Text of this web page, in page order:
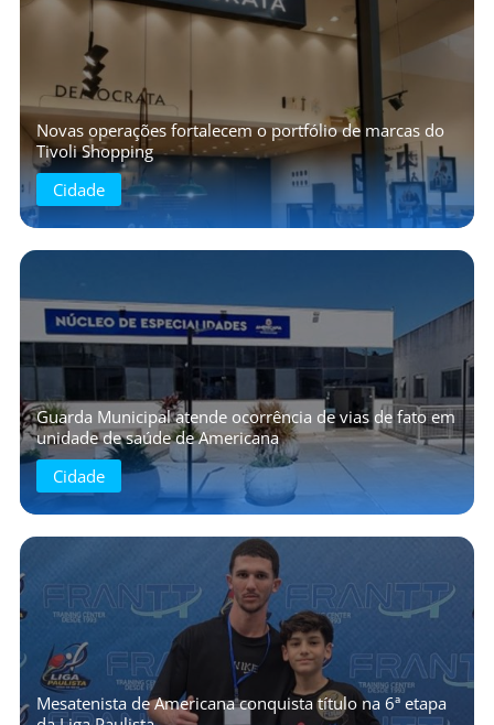
Novas operações fortalecem o portfólio de marcas do
Tivoli Shopping
Cidade
Guarda Municipal atende ocorrência de vias de fato em
unidade de saúde de Americana
Cidade
Mesatenista de Americana conquista título na 6ª etapa